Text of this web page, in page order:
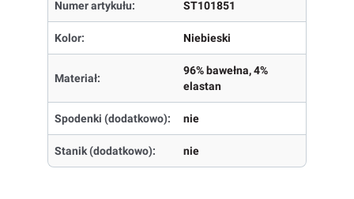
Numer artykułu: ST101851
Kolor: Niebieski
Materiał:
96% bawełna, 4%
elastan
Spodenki (dodatkowo): nie
Stanik (dodatkowo): nie